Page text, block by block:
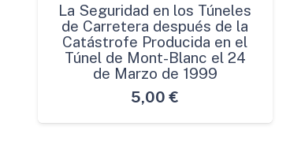
La Seguridad en los Túneles
de Carretera después de la
Catástrofe Producida en el
Túnel de Mont-Blanc el 24
de Marzo de 1999
5,00 €